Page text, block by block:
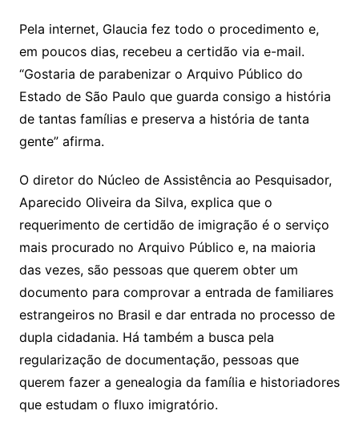
Pela internet, Glaucia fez todo o procedimento e,
em poucos dias, recebeu a certidão via e-mail.
“Gostaria de parabenizar o Arquivo Público do
Estado de São Paulo que guarda consigo a história
de tantas famílias e preserva a história de tanta
gente” afirma.
O diretor do Núcleo de Assistência ao Pesquisador,
Aparecido Oliveira da Silva, explica que o
requerimento de certidão de imigração é o serviço
mais procurado no Arquivo Público e, na maioria
das vezes, são pessoas que querem obter um
documento para comprovar a entrada de familiares
estrangeiros no Brasil e dar entrada no processo de
dupla cidadania. Há também a busca pela
regularização de documentação, pessoas que
querem fazer a genealogia da família e historiadores
que estudam o fluxo imigratório.